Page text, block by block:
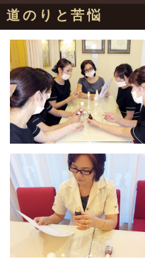
道のりと苦悩